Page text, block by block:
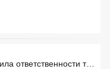
Новые правила ответственности туроператоров и турагентов: что изменится